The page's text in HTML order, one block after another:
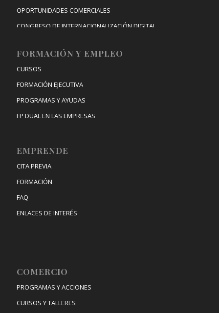
OPORTUNIDADES COMERCIALES
CONGRESO DE INTERNACIONALIZACIÓN DIGITAL
FORMACIÓN Y EMPLEO
CURSOS
FORMACIÓN EJECUTIVA
PROGRAMAS Y AYUDAS
FP DUAL EN LAS EMPRESAS
EMPRENDE
CITA PREVIA
FORMACIÓN
FAQ
ENLACES DE INTERÉS
COMERCIO
PROGRAMAS Y ACCIONES
CURSOS Y TALLERES